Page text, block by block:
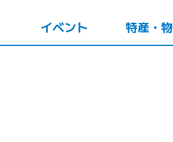
イベント 特産・